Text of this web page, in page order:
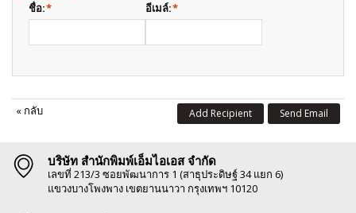
*
ชื่อ: *
อีเมล์:
« กลับ Send Email
Add Recipient
บริษัท สำนักพิมพ์เอ็มไอเอส จำกัด
เลขที่ 213/3 ซอยพัฒนาการ 1 (สาธุประดิษฐ์ 34 แยก 6)
แขวงบางโพงพาง เขตยานนาวา กรุงเทพฯ 10120